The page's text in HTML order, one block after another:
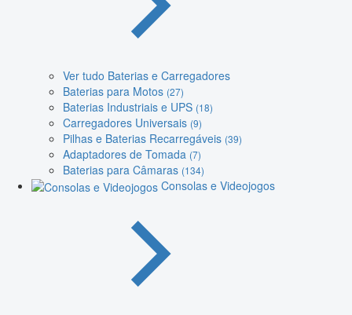
Ver tudo Baterias e Carregadores
Baterias para Motos (27)
Baterias Industriais e UPS (18)
Carregadores Universais (9)
Pilhas e Baterias Recarregáveis (39)
Adaptadores de Tomada (7)
Baterias para Câmaras (134)
Consolas e Videojogos